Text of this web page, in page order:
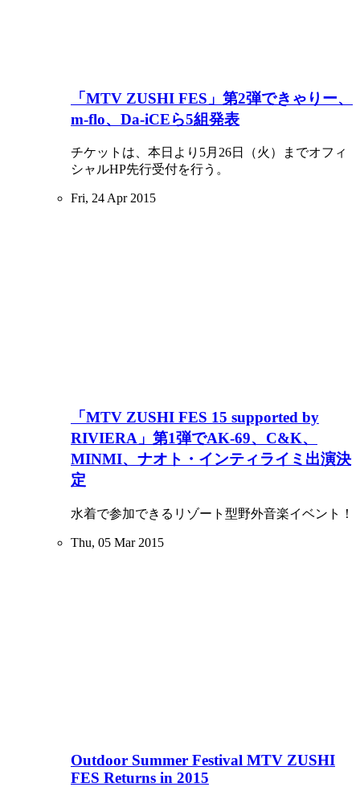
「MTV ZUSHI FES」第2弾できゃりー、
m-flo、Da-iCEら5組発表
チケットは、本日より5月26日（火）までオフィ
シャルHP先行受付を行う。
Fri, 24 Apr 2015
「MTV ZUSHI FES 15 supported by
RIVIERA」第1弾でAK-69、C&K、
MINMI、ナオト・インティライミ出演決
定
水着で参加できるリゾート型野外音楽イベント！
Thu, 05 Mar 2015
Outdoor Summer Festival MTV ZUSHI
FES Returns in 2015